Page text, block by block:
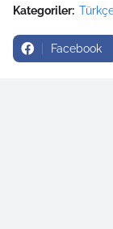
Kategoriler:
Facebook